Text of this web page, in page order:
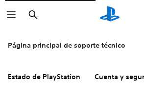
Buscar
Página principal de soporte técnico
Estado de PlayStation Cuenta y